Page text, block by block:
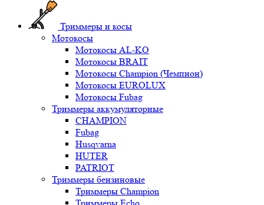
Триммеры и косы
Мотокосы
Мотокосы AL-KO
Мотокосы BRAIT
Мотокосы Champion (Чемпион)
Мотокосы EUROLUX
Мотокосы Fubag
Триммеры аккумуляторные
CHAMPION
Fubag
Husqvarna
HUTER
PATRIOT
Триммеры бензиновые
Триммеры Champion